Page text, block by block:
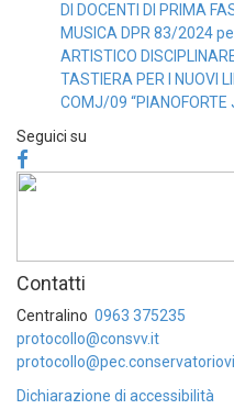
DI DOCENTI DI PRIMA
MUSICA DPR 83/2024
ARTISTICO
TASTIERA PER I NUOVI
COMJ/09 “PIANOFORTE
Seguici su
Contatti
Centralino 0963 375235
protocollo@consvv.it
Dichiarazione di accessibilità